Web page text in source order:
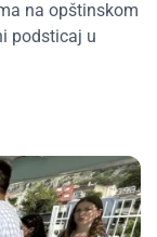
na opštinskom
podsticaj u